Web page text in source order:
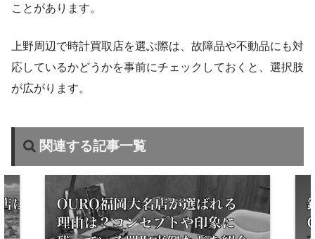
ことがあります。
上野周辺で時計買取店を選ぶ際は、故障品や不動品にも対
応しているかどうかを事前にチェックしておくと、選択肢
が広がります。
関連する記事一覧